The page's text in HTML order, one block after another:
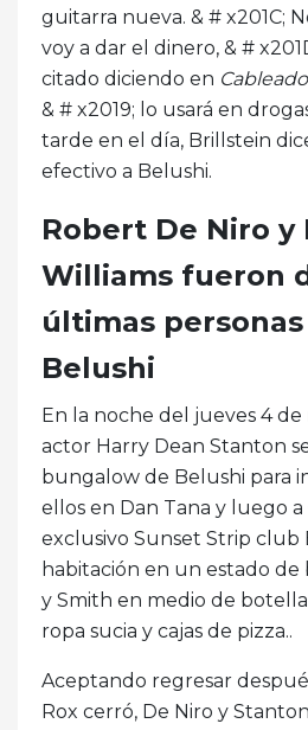
guitarra nueva. & # x201C;
voy a dar el dinero, & #
citado diciendo en Cableado
& # x2019; lo usará en
tarde en el día, Brillstein
efectivo a Belushi.
Robert De Niro y
Williams fueron
últimas
Belushi
En la noche del jueves 4 de
actor Harry Dean Stanton
bungalow de Belushi para
ellos en Dan Tana y luego
exclusivo Sunset Strip club
habitación en un estado de
y Smith en medio de
ropa sucia y cajas de pizza..
Aceptando regresar
Rox cerró, De Niro y